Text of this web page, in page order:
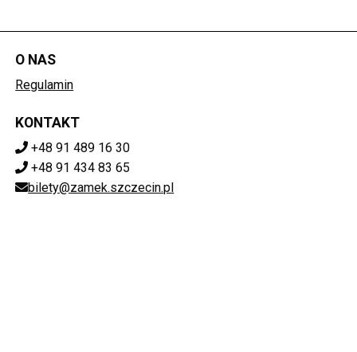
O NAS
Regulamin
KONTAKT
+48 91 489 16 30
+48 91 434 83 65
bilety@zamek.szczecin.pl